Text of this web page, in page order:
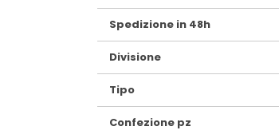
Spedizione in 48h
Divisione
Tipo
Confezione pz